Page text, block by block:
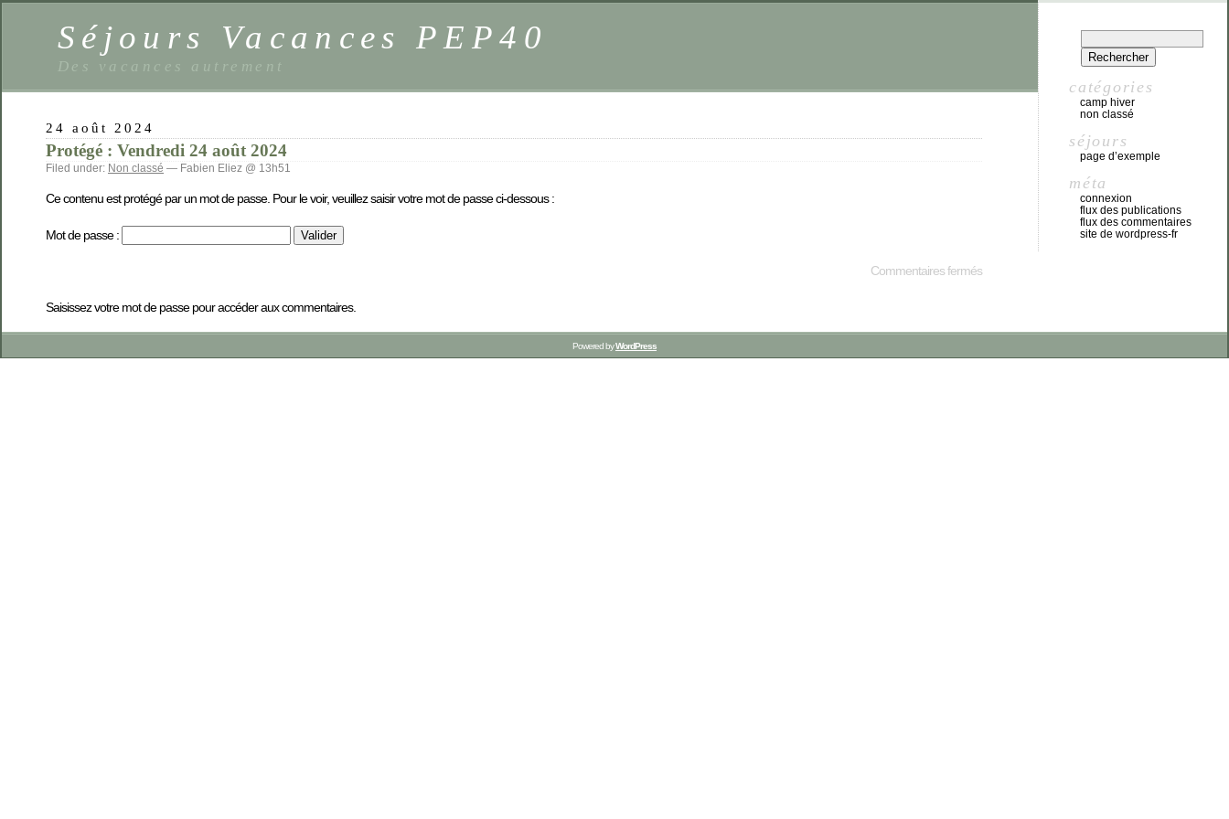
Séjours Vacances PEP40
Des vacances autrement
24 août 2024
Protégé : Vendredi 24 août 2024
Filed under: Non classé — Fabien Eliez @ 13h51
Ce contenu est protégé par un mot de passe. Pour le voir, veuillez saisir votre mot de passe ci-dessous :
Mot de passe :
Commentaires fermés
Saisissez votre mot de passe pour accéder aux commentaires.
catégories
camp hiver
non classé
séjours
page d’exemple
méta
connexion
flux des publications
flux des commentaires
site de wordpress-fr
Powered byWordPress